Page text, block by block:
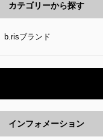
カテゴリーから探す
b.risブランド
インフォメーション